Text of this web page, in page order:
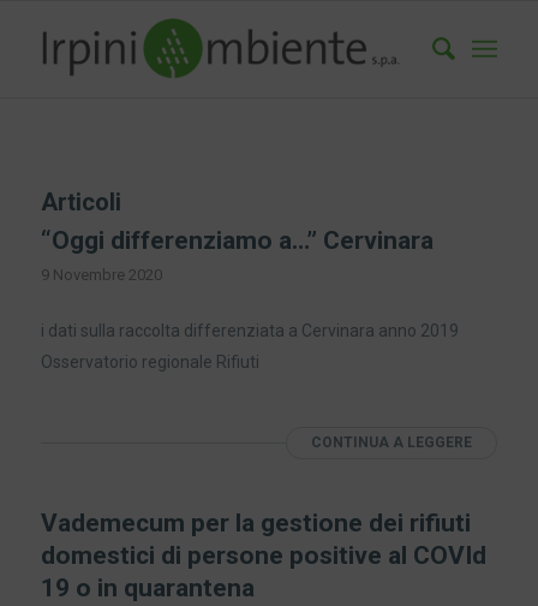
Articoli
“Oggi differenziamo a…” Cervinara
9 Novembre 2020
i dati sulla raccolta differenziata a Cervinara anno 2019
Osservatorio regionale Rifiuti
CONTINUA A LEGGERE
Vademecum per la gestione dei rifiuti
domestici di persone positive al COVId
19 o in quarantena